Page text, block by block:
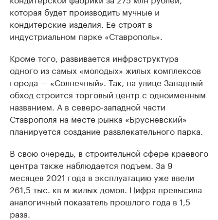
которая будет производить мучные и
кондитерские изделия. Ее строят в
индустриальном парке «Ставрополь».
Кроме того, развивается инфраструктура
одного из самых «молодых» жилых комплексов
города — «Солнечный». Так, на улице Западный
обход строится торговый центр с одноименным
названием. А в северо-западной части
Ставрополя на месте рынка «Брусневский»
планируется создание развлекательного парка.
В свою очередь, в строительной сфере краевого
центра также наблюдается подъем. За 9
месяцев 2021 года в эксплуатацию уже ввели
261,5 тыс. кв м жилых домов. Цифра превысила
аналогичный показатель прошлого года в 1,5
раза.